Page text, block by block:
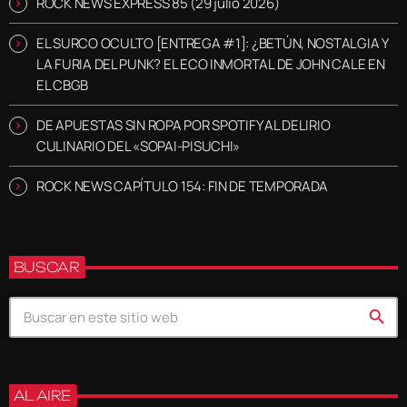
EL SURCO OCULTO [ENTREGA #1]: ¿BETÚN, NOSTALGIA Y
LA FURIA DEL PUNK? EL ECO INMORTAL DE JOHN CALE EN
EL CBGB
DE APUESTAS SIN ROPA POR SPOTIFY AL DELIRIO
CULINARIO DEL «SOPAI-PISUCHI»
ROCK NEWS CAPÍTULO 154: FIN DE TEMPORADA
BUSCAR
search
AL AIRE